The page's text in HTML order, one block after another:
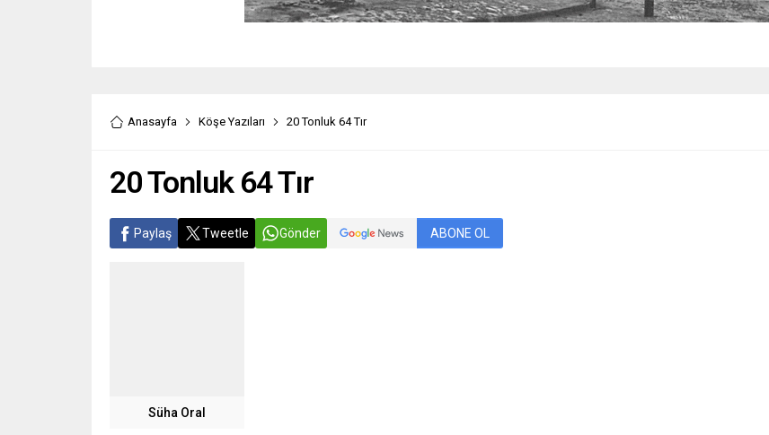
Anasayfa Köşe Yazıları 20 Tonluk 64 Tır
20 Tonluk 64 Tır
Paylaş Tweetle Gönder ABONE OL
Süha Oral